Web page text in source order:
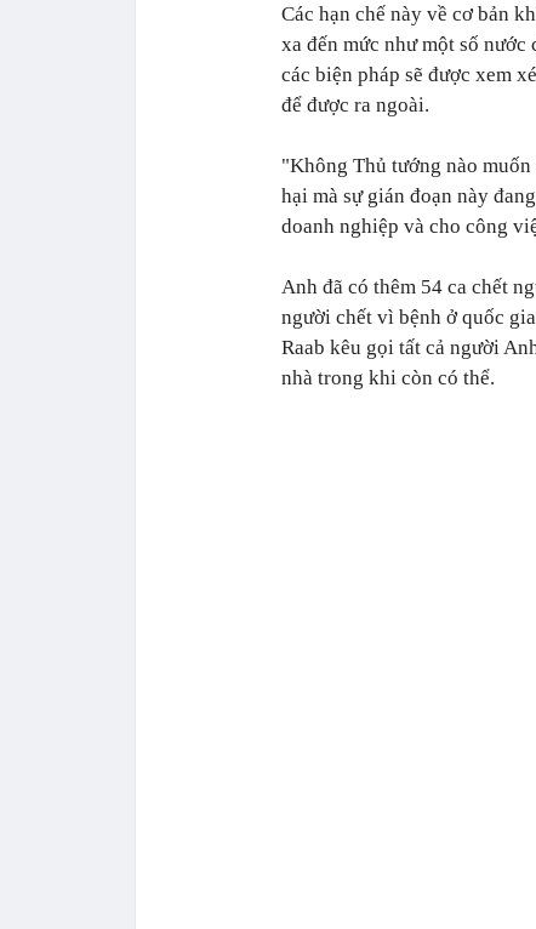
Các hạn chế này về cơ bản
xa đến mức như một số
các biện pháp sẽ được xem
để được ra ngoài.
"Không Thủ tướng nào
hại mà sự gián đoạn này
doanh nghiệp và cho công
Anh đã có thêm 54 ca chết
người chết vì bệnh ở quốc
Raab kêu gọi tất cả người
nhà trong khi còn có thể.